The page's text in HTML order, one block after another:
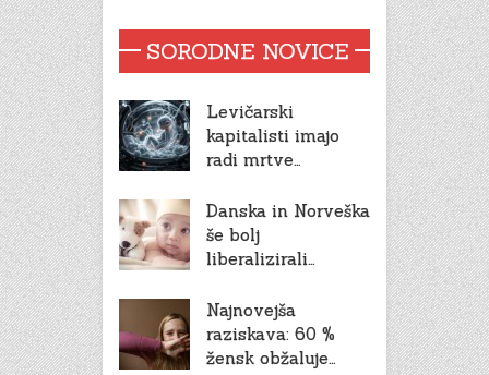
SORODNE NOVICE
Levičarski
kapitalisti imajo
radi mrtve…
Danska in Norveška
še bolj
liberalizirali…
Najnovejša
raziskava: 60 %
žensk obžaluje…